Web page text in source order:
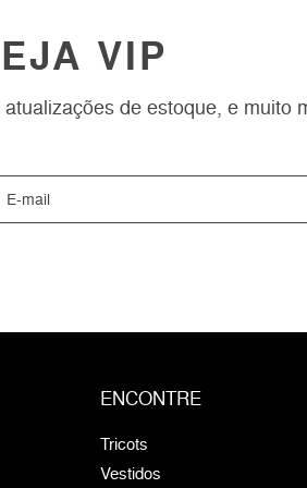
VIP
de estoque, e muito
ENCONTRE
Tricots
Vestidos